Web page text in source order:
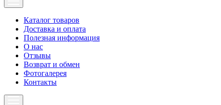
Каталог товаров
Доставка и оплата
Полезная информация
О нас
Отзывы
Возврат и обмен
Фотогалерея
Контакты